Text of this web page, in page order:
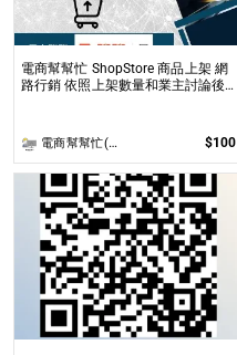
電商幫幫忙 ShopStore 商品上架 網
路行銷 依照上架數量和業主討論後
電商幫幫忙(電商平台代營運/電商上架/運營策略/網路行銷) $100